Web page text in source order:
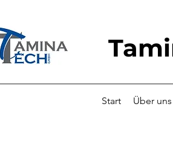
Start Über uns